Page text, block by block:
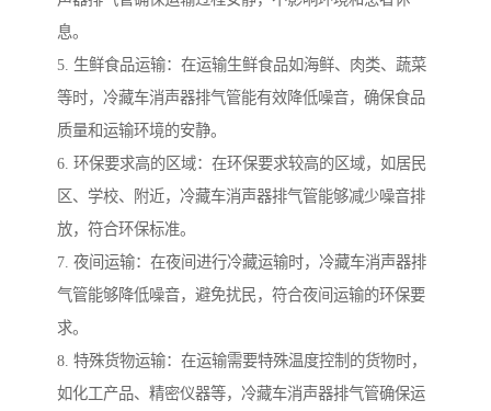
息。
5. 生鲜食品运输：在运输生鲜食品如海鲜、肉类、蔬菜
等时，冷藏车消声器排气管能有效降低噪音，确保食品
质量和运输环境的安静。
6. 环保要求高的区域：在环保要求较高的区域，如居民
区、学校、附近，冷藏车消声器排气管能够减少噪音排
放，符合环保标准。
7. 夜间运输：在夜间进行冷藏运输时，冷藏车消声器排
气管能够降低噪音，避免扰民，符合夜间运输的环保要
求。
8. 特殊货物运输：在运输需要特殊温度控制的货物时，
如化工产品、精密仪器等，冷藏车消声器排气管确保运